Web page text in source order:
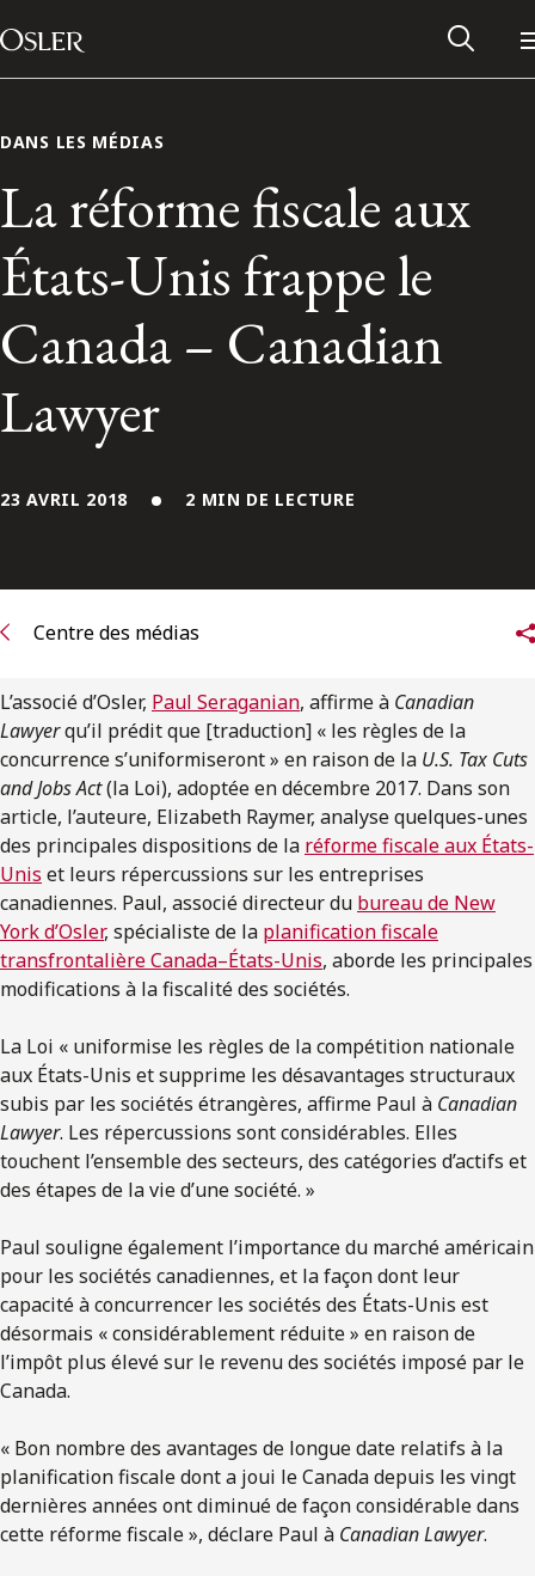
Passer au contenu
Main Navigation
Réseau des anciens d’Osler
Contactez-nous
S’abonner aux articles Osler
S’abonner
DANS LES MÉDIAS
La réforme fiscale aux
États-Unis frappe le
Canada – Canadian
Lawyer
23 AVRIL 2018 2 MIN DE LECTURE
Centre des médias
L’associé d’Osler, Paul Seraganian, affirme à Canadian
Lawyerqu’il prédit que [traduction] « les règles de la
concurrence s’uniformiseront » en raison de la U.S. Tax Cuts
and Jobs Act(la Loi), adoptée en décembre 2017. Dans son
article, l’auteure, Elizabeth Raymer, analyse quelques-unes
des principales dispositions de la réforme fiscale aux États-
Unis et leurs répercussions sur les entreprises
canadiennes. Paul, associé directeur du bureau de New
York d’Osler, spécialiste de la planification fiscale
transfrontalière Canada–États-Unis, aborde les principales
modifications à la fiscalité des sociétés.
La Loi « uniformise les règles de la compétition nationale
aux États-Unis et supprime les désavantages structuraux
subis par les sociétés étrangères, affirme Paul à Canadian
Lawyer. Les répercussions sont considérables. Elles
touchent l’ensemble des secteurs, des catégories d’actifs et
des étapes de la vie d’une société. »
Paul souligne également l’importance du marché américain
pour les sociétés canadiennes, et la façon dont leur
capacité à concurrencer les sociétés des États-Unis est
désormais « considérablement réduite » en raison de
l’impôt plus élevé sur le revenu des sociétés imposé par le
Canada.
« Bon nombre des avantages de longue date relatifs à la
planification fiscale dont a joui le Canada depuis les vingt
dernières années ont diminué de façon considérable dans
cette réforme fiscale », déclare Paul à Canadian Lawyer.